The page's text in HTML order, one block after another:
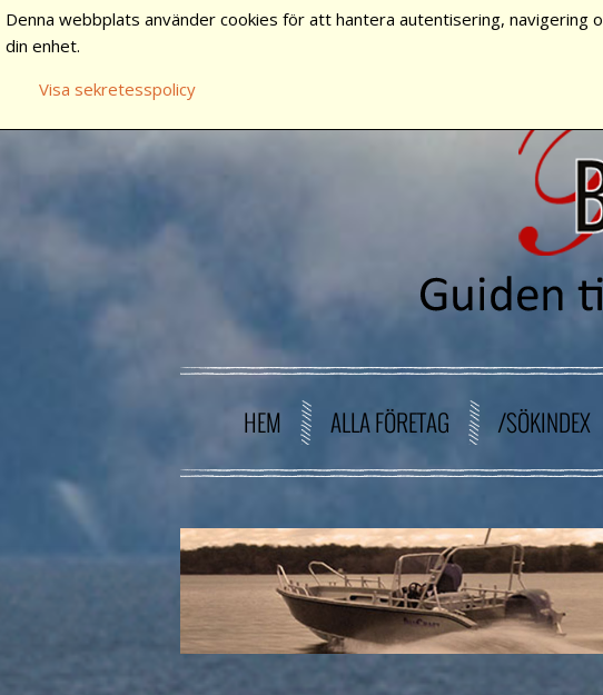
HEM ALLA FÖRETAG /SÖKINDEX
Denna webbplats använder cookies för att hantera autentisering,
din enhet.
Visa sekretesspolicy